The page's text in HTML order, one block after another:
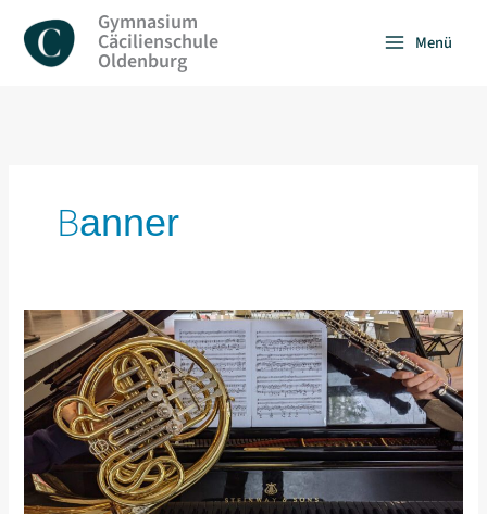
Inhalt
springen
Gymnasium
Cäcilienschule
Oldenburg
Menü
Banner